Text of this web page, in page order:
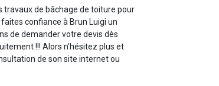
travaux de bâchage de toiture pour
confiance à Brun Luigi un
de demander votre devis dès
!!! Alors n’hésitez plus et
de son site internet ou